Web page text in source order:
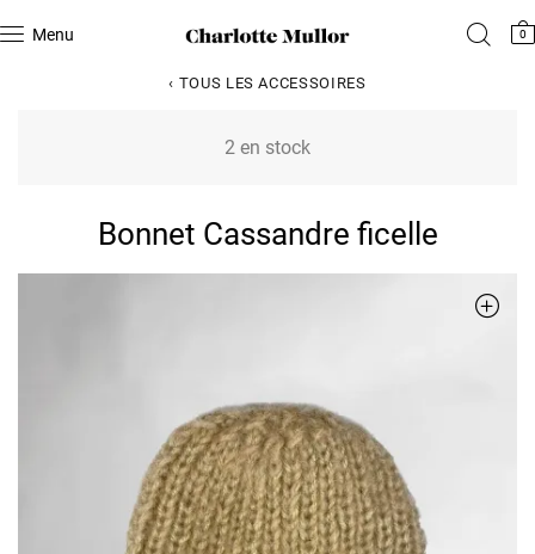
Menu 0
‹ TOUS LES ACCESSOIRES
Bonnet Cassandre ficelle
2 en stock